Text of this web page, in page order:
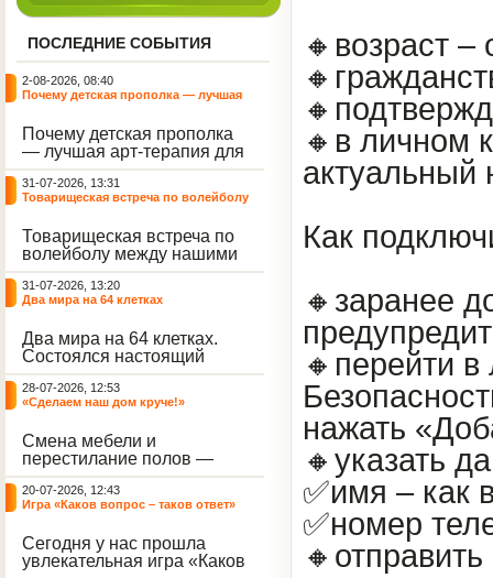
ПОСЛЕДНИЕ СОБЫТИЯ
2-08-2026, 08:40
Почему детская прополка — лучшая
Почему детская прополка
— лучшая арт-терапия для
воспитателя?
31-07-2026, 13:31
Товарищеская встреча по волейболу
Товарищеская встреча по
волейболу между нашими
воспитанниками и
сельскими ребятами.
31-07-2026, 13:20
Два мира на 64 клетках
Два мира на 64 клетках.
Состоялся настоящий
интеллектуальный
праздник — турнир по
шахматам и шашкам.
небывалый ажиотаж среди
воспитанников, превратив
тихие залы центра в арену
напряжённых поединков,
громких аплодисментов и
жарких обсуждений.
28-07-2026, 12:53
«Сделаем наш дом круче!»
Смена мебели и
перестилание полов —
дело рук профессионалов.
А вот создание настоящего
домашнего уюта — задача
этой неделе ребята взяли
инициативу в свои руки и
20-07-2026, 12:43
Игра «Каков вопрос – таков ответ»
Сегодня у нас прошла
увлекательная игра «Каков
🔸возраст –
🔸в личном
актуальный
Как
🔸заранее
🔸перейти
нажать
🔸указать
✅имя – как
✅номер